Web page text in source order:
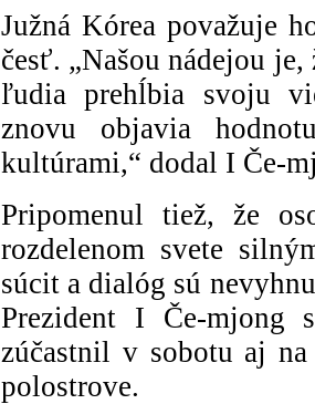
Južná Kórea považuje
česť. „Našou nádejou
ľudia prehĺbia svoju
znovu objavia
kultúrami,“ dodal I Če-
Pripomenul tiež, že
rozdelenom svete
súcit a dialóg sú
Prezident I Če-mjong
zúčastnil v sobotu aj
polostrove.